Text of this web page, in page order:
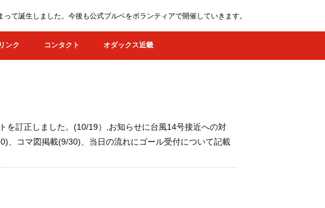
て誕生しました。今後も公式ブルベをボランティアで開催していきます。
リンク コンタクト オダックス近畿
を訂正しました。(10/19）,お知らせに台風14号接近への対
、コマ図掲載(9/30)、当日の流れにゴール受付について記載